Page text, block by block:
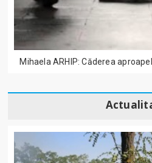
Mihaela ARHIP: Căderea